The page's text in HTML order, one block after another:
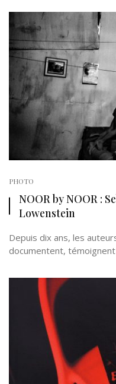
PHOTO
NOOR by NOOR :
Lowenstein
Depuis dix ans, les
documentent,